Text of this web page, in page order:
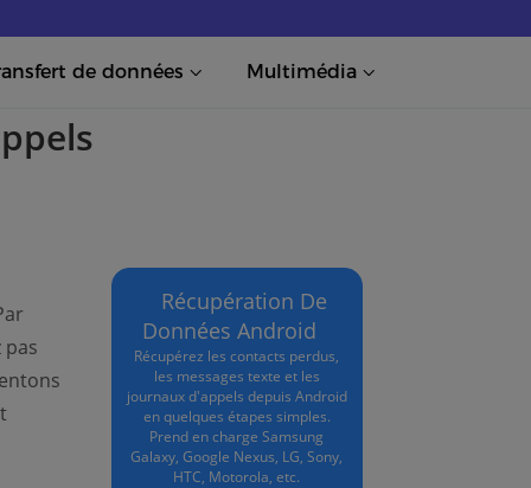
de données Multimédia
Récupération De
Données Android
Récupérez les contacts perdus,
les messages texte et les
journaux d'appels depuis Android
en quelques étapes simples.
Prend en charge Samsung
Galaxy, Google Nexus, LG, Sony,
HTC, Motorola, etc.